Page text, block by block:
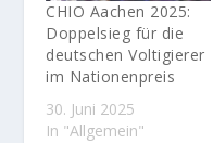
CHIO Aachen 2025:
Doppelsieg für die
deutschen Voltigierer
im Nationenpreis
30. Juni 2025
In "Allgemein"